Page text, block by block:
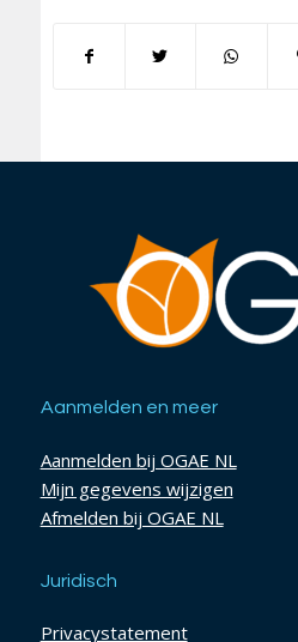
Aanmelden en meer
Aanmelden bij OGAE NL
Mijn gegevens wijzigen
Afmelden bij OGAE NL
Juridisch
Privacystatement